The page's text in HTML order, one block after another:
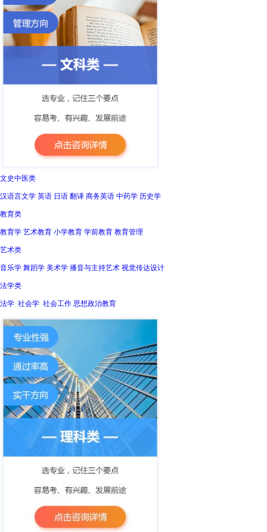
文史中医类
汉语言文学 英语 日语 翻译 商务英语 中药学 历史学
教育类
教育学 艺术教育 小学教育 学前教育 教育管理
艺术类
音乐学 舞蹈学 美术学 播音与主持艺术 视觉传达设计
法学类
法学 社会学 社会工作 思想政治教育